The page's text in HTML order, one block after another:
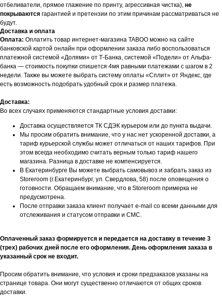
отбеливатели, прямое глажение по принту, агрессивная чистка), не
покрываются гарантией и претензии по этим причинам рассматриваться не
будут.
Доставка и оплата
Оплата: Оплатить товар интернет-магазина TABOO можно на сайте
банковской картой онлайн при оформлении заказа либо воспользоваться
платежной системой «Долями» от Т-Банка, системой «Подели» от Альфа-
банка — стоимость покупки спишется 4мя равными платежами с шагом в 2
недели. Также вы можете выбрать систему оплаты «Сплит» от Яндекс, где
есть возможность подобрать удобный срок и размер платежа.
Доставка:
Во всех случаях применяются стандартные условия доставки:
Доставка осуществляется ТК СДЭК курьером или до пункта выдачи.
Мы просим обратить внимание, что у нас нет ускоренной доставки, а
тариф курьерской службы может отличаться от наших тарифов. При
этом всегда необходимо считать верным только тариф нашего
магазина. Разница в доставке не компенсируется.
В Екатеринбурге Вы можете выбрать самовывоз и забрать заказ из
Storeroom (г.Екатеринбург, ул. Свердлова, 58) после оповещения о
готовности. Обращаем внимание, что в Storeroom примерка не
предусмотрена.
После отправки заказа клиент получает e-mail со всеми данными для
отслеживания и статусом отправки и СМС.
Оплаченный заказ формируется и передается на доставку в течение 3
(трех) рабочих дней после его оформления. День оформления заказа в
указанный срок не входит.
Просим обратить внимание, что условия и сроки предзаказов указаны на
странице товара. Они могут существенно отличаются от общих сроков
доставки.
БУДЬТЕ В КУРСЕ НАШИХ
НОВИНОК И АКЦИЙ